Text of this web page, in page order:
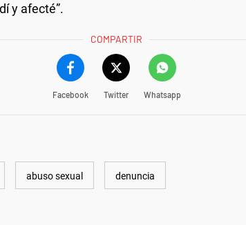
y afecté”.
COMPARTIR
Facebook Twitter Whatsapp
abuso sexual denuncia